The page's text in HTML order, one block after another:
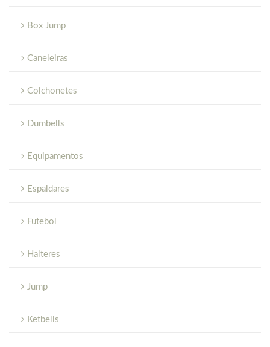
Box Jump
Caneleiras
Colchonetes
Dumbells
Equipamentos
Espaldares
Futebol
Halteres
Jump
Ketbells